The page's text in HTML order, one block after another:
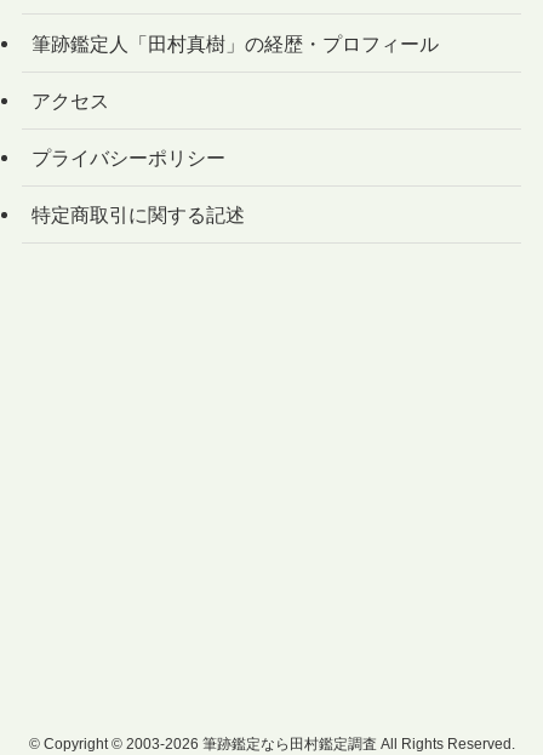
筆跡鑑定人「田村真樹」の経歴・プロフィール
アクセス
プライバシーポリシー
特定商取引に関する記述
©Copyright © 2003-2026 筆跡鑑定なら田村鑑定調査 All Rights Reserved.